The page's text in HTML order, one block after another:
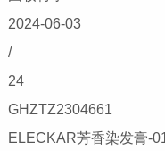
2024-06-03
/
24
GHZTZ2304661
ELECKAR芳香染发膏-